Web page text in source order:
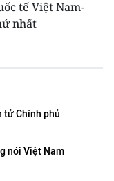
tế Việt Nam-
nhất
tử Chính phủ
nói Việt Nam